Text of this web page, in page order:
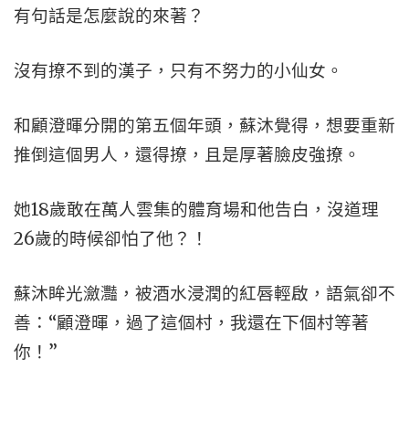
有句話是怎麼說的來著？
沒有撩不到的漢子，只有不努力的小仙女。
和顧澄暉分開的第五個年頭，蘇沐覺得，想要重新
推倒這個男人，還得撩，且是厚著臉皮強撩。
她18歲敢在萬人雲集的體育場和他告白，沒道理
26歲的時候卻怕了他？！
蘇沐眸光瀲灩，被酒水浸潤的紅唇輕啟，語氣卻不
善：“顧澄暉，過了這個村，我還在下個村等著
你！”